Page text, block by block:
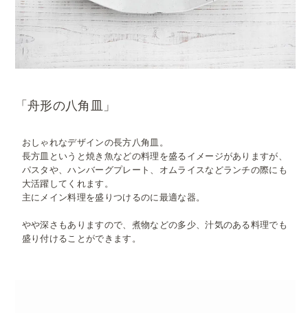
「舟形の八角皿」
おしゃれなデザインの長方八角皿。
長方皿というと焼き魚などの料理を盛るイメージがありますが、
パスタや、ハンバーグプレート、オムライスなどランチの際にも
大活躍してくれます。
主にメイン料理を盛りつけるのに最適な器。
やや深さもありますので、煮物などの多少、汁気のある料理でも
盛り付けることができます。